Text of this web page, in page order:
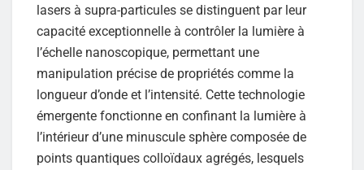
lasers à supra-particules se distinguent par leur
capacité exceptionnelle à contrôler la lumière à
l’échelle nanoscopique, permettant une
manipulation précise de propriétés comme la
longueur d’onde et l’intensité. Cette technologie
émergente fonctionne en confinant la lumière à
l’intérieur d’une minuscule sphère composée de
points quantiques colloïdaux agrégés, lesquels